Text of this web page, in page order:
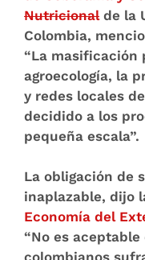
Nutricionalde la
Colombia,
“La masificación
agroecología, la
y redes locales
decidido a los
pequeña escala”.
La obligación de
inaplazable, dijo
Economía del
“No es